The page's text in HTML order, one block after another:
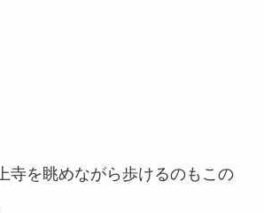
寺を眺めながら歩けるのもこの